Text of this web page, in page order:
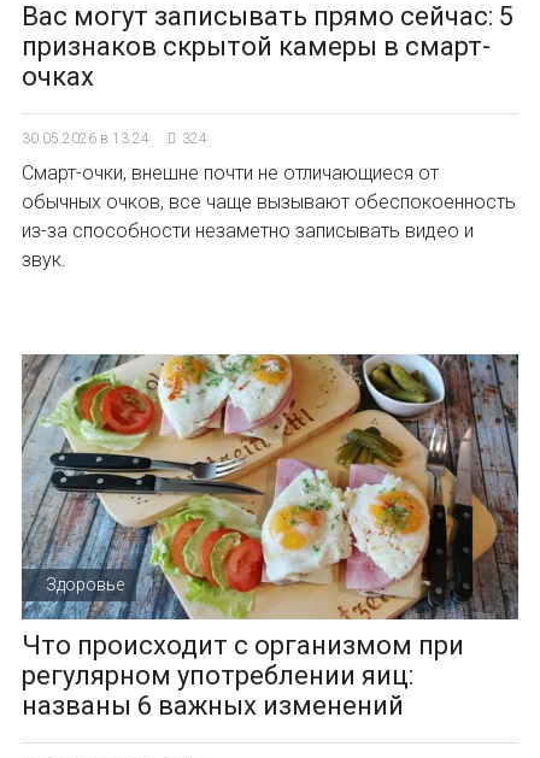
Вас могут записывать прямо сейчас: 5
признаков скрытой камеры в смарт-
очках
30.05.2026 в 13:24 324
Смарт-очки, внешне почти не отличающиеся от
обычных очков, все чаще вызывают обеспокоенность
из-за способности незаметно записывать видео и
звук.
Здоровье
Что происходит с организмом при
регулярном употреблении яиц:
названы 6 важных изменений